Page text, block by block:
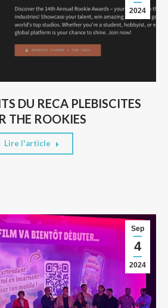
DU RECA PLEBISCITES
THE ROOKIES
2024
Lire l'article
Sep
4
2024